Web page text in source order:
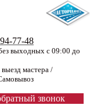
77-48
выходных с 09:00 до
мастера /
звонок